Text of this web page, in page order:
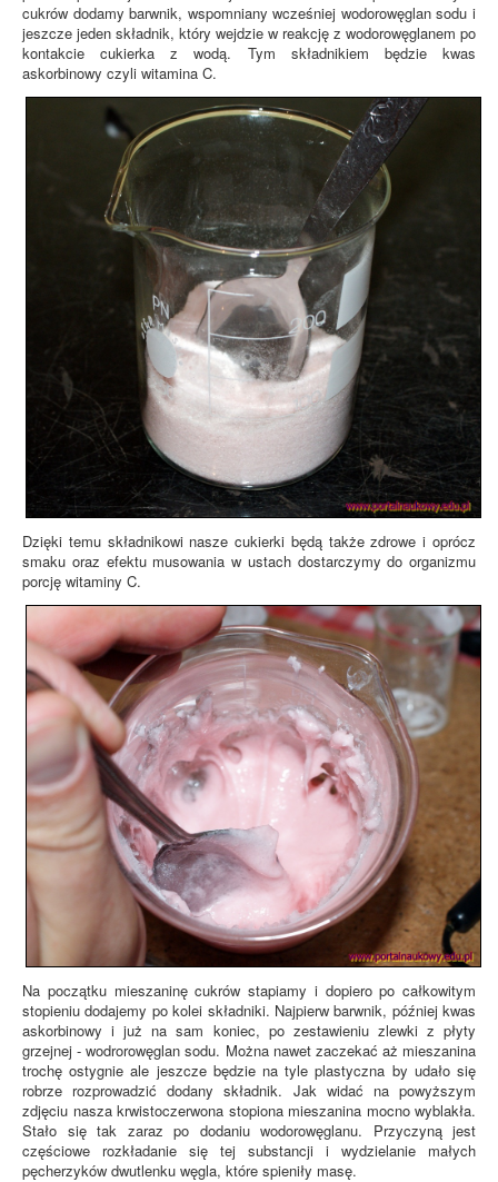
cukrów dodamy barwnik, wspomniany wcześniej wodorowęglan sodu i
jeszcze jeden składnik, który wejdzie w reakcję z wodorowęglanem po
kontakcie cukierka z wodą. Tym składnikiem będzie kwas
askorbinowy czyli witamina C.
Dzięki temu składnikowi nasze cukierki będą także zdrowe i oprócz
smaku oraz efektu musowania w ustach dostarczymy do organizmu
porcję witaminy C.
Na początku mieszaninę cukrów stapiamy i dopiero po całkowitym
stopieniu dodajemy po kolei składniki. Najpierw barwnik, później kwas
askorbinowy i już na sam koniec, po zestawieniu zlewki z płyty
grzejnej - wodrorowęglan sodu. Można nawet zaczekać aż mieszanina
trochę ostygnie ale jeszcze będzie na tyle plastyczna by udało się
robrze rozprowadzić dodany składnik. Jak widać na powyższym
zdjęciu nasza krwistoczerwona stopiona mieszanina mocno wyblakła.
Stało się tak zaraz po dodaniu wodorowęglanu. Przyczyną jest
częściowe rozkładanie się tej substancji i wydzielanie małych
pęcherzyków dwutlenku węgla, które spieniły masę.